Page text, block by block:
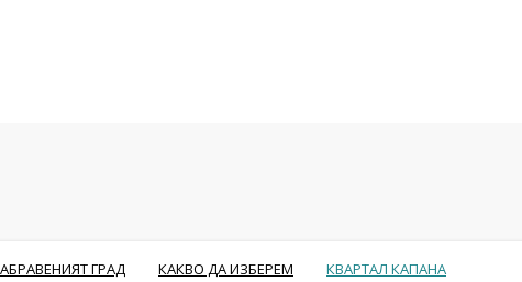
ГРАД КАКВО ДА ИЗБЕРЕМ КВАРТАЛ КАПАНА